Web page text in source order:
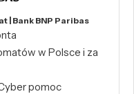
| Bank BNP Paribas
w Polsce i za
pomoc